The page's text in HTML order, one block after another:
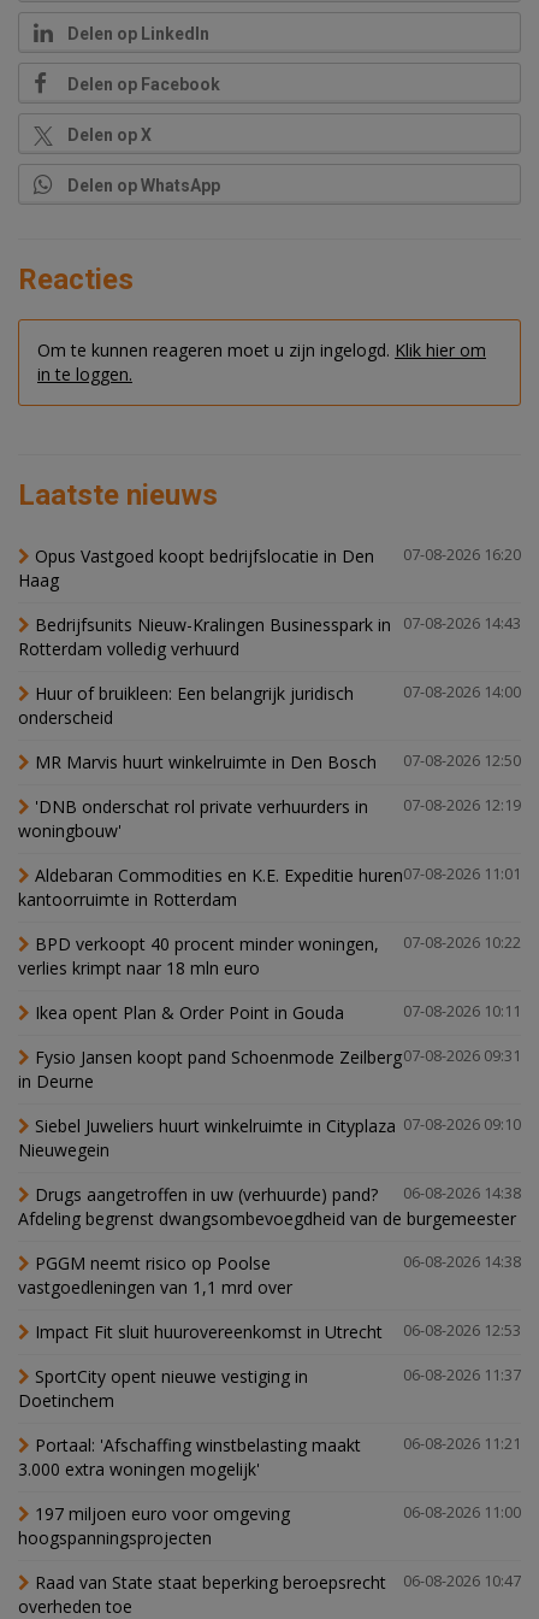
Delen op LinkedIn
Delen op Facebook
Delen op X
Delen op WhatsApp
Reacties
Om te kunnen reageren moet u zijn ingelogd. Klik hier om
in te loggen.
Laatste nieuws
07-08-2026 16:20
Opus Vastgoed koopt bedrijfslocatie in Den
Haag
07-08-2026 14:43
Bedrijfsunits Nieuw-Kralingen Businesspark in
Rotterdam volledig verhuurd
07-08-2026 14:00
Huur of bruikleen: Een belangrijk juridisch
onderscheid
07-08-2026 12:50
MR Marvis huurt winkelruimte in Den Bosch
07-08-2026 12:19
'DNB onderschat rol private verhuurders in
woningbouw'
07-08-2026 11:01
Aldebaran Commodities en K.E. Expeditie huren
kantoorruimte in Rotterdam
07-08-2026 10:22
BPD verkoopt 40 procent minder woningen,
verlies krimpt naar 18 mln euro
07-08-2026 10:11
Ikea opent Plan & Order Point in Gouda
07-08-2026 09:31
Fysio Jansen koopt pand Schoenmode Zeilberg
in Deurne
07-08-2026 09:10
Siebel Juweliers huurt winkelruimte in Cityplaza
Nieuwegein
06-08-2026 14:38
Drugs aangetroffen in uw (verhuurde) pand?
Afdeling begrenst dwangsombevoegdheid van de burgemeester
06-08-2026 14:38
PGGM neemt risico op Poolse
vastgoedleningen van 1,1 mrd over
06-08-2026 12:53
Impact Fit sluit huurovereenkomst in Utrecht
06-08-2026 11:37
SportCity opent nieuwe vestiging in
Doetinchem
06-08-2026 11:21
Portaal: 'Afschaffing winstbelasting maakt
3.000 extra woningen mogelijk'
06-08-2026 11:00
197 miljoen euro voor omgeving
hoogspanningsprojecten
06-08-2026 10:47
Raad van State staat beperking beroepsrecht
overheden toe